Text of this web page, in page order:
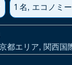
1 名, エコノミー